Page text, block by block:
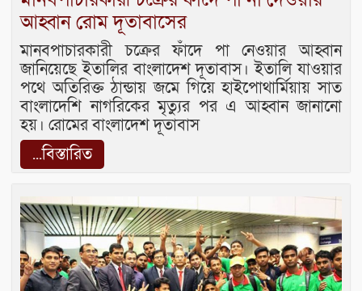
আহ্বান রোম দূতাবাসের
মানবপাচারকারী চক্রের ফাঁদে পা নেওয়ার আহ্বান
জানিয়েছে ইতালির বাংলাদেশ দূতাবাস। ইতালি যাওয়ার
পথে অতিরিক্ত ঠান্ডায় জমে গিয়ে হাইপোথার্মিয়ায় সাত
বাংলাদেশি নাগরিকের মৃত্যুর পর এ আহ্বান জানানো
হয়। রোমের বাংলাদেশ দূতাবাস
...বিস্তারিত